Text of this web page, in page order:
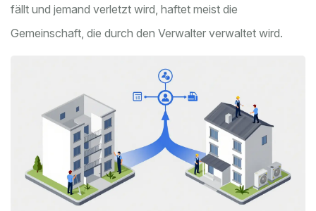
fällt und jemand verletzt wird, haftet meist die
Gemeinschaft, die durch den Verwalter verwaltet wird.